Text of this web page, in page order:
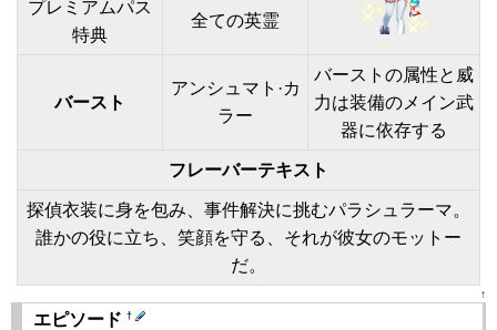
プレミアムパス
特典
全ての英霊
バースト
アンシュマト·カ
ラー
バーストの属性と威
力は装備のメイン武
器に依存する
フレーバーテキスト
探偵衣装に身を包み、事件解決に挑むパラシュラーマ。
誰かの役に立ち、笑顔を守る、それが彼女のモットー
だ。
↑
エピソード †